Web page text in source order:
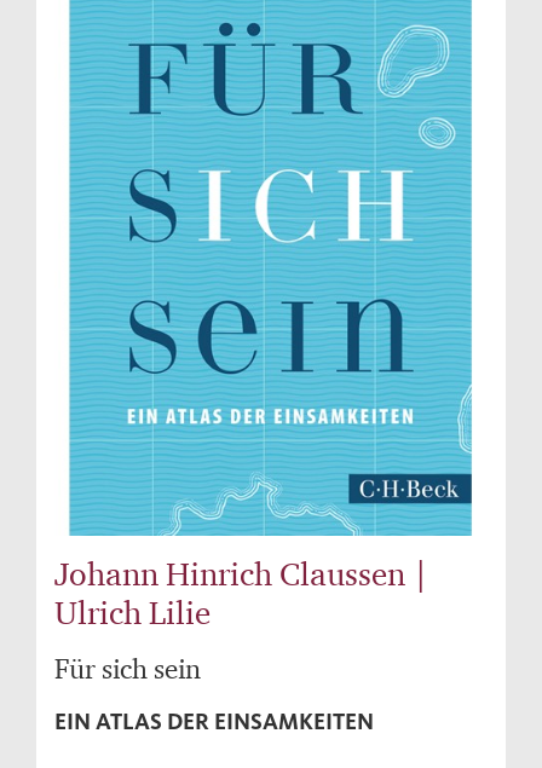
Johann Hinrich Claussen |
Ulrich Lilie
Für sich sein
EIN ATLAS DER EINSAMKEITEN